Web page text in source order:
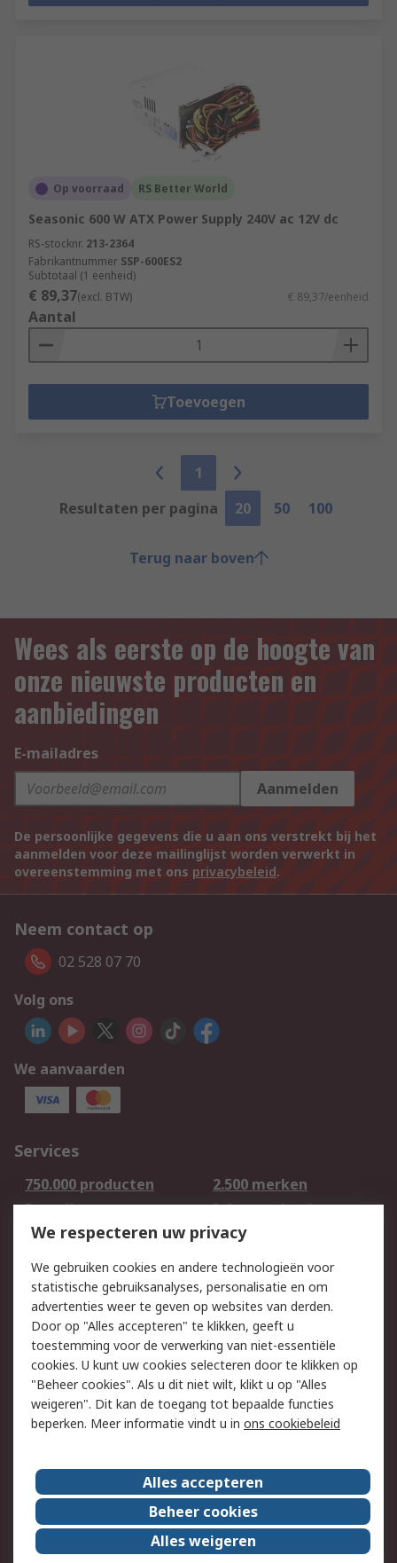
Op voorraad RS Better World
Seasonic 600 W ATX Power Supply 240V ac 12V dc
RS-stocknr. 213-2364
Fabrikantnummer SSP-600ES2
Subtotaal (1 eenheid)
€ 89,37(excl. BTW) € 89,37/eenheid
Aantal
Toevoegen
1
Resultaten per pagina
20 50 100
Terug naar boven
Wees als eerste op de hoogte van
onze nieuwste producten en
aanbiedingen
E-mailadres
Aanmelden
De persoonlijke gegevens die u aan ons verstrekt bij het
aanmelden voor deze mailinglijst worden verwerkt in
overeenstemming met ons privacybeleid.
Neem contact op
02 528 07 70
Volg ons
We aanvaarden
Services
750.000 producten
2.500 merken
Bestellen
Inkoopoplossingen
Retouren
Technisch advies
Track & Trace
Wettelijk
Cookiebeleid
Email veiligheid
Privacybeleid -
Bijgewerkt
Websitevoorwaarden
Algemene
verkoopvoorwaarden
Over RS
RS Group
Over ons
RS wereldwijd
Werken bij RS
ESG
We respecteren uw privacy
We gebruiken cookies en andere technologieën voor
statistische gebruiksanalyses, personalisatie en om
advertenties weer te geven op websites van derden.
Door op "Alles accepteren" te klikken, geeft u
toestemming voor de verwerking van niet-essentiële
cookies. U kunt uw cookies selecteren door te klikken op
"Beheer cookies". Als u dit niet wilt, klikt u op "Alles
weigeren". Dit kan de toegang tot bepaalde functies
beperken. Meer informatie vindt u in ons cookiebeleid
Alles accepteren
Beheer cookies
Alles weigeren